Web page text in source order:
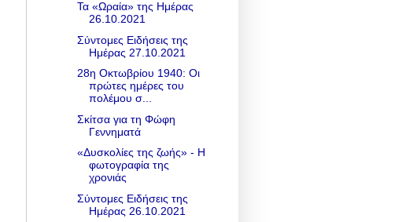
Τα «Ωραία» της Ημέρας
26.10.2021
Σύντομες Ειδήσεις της
Ημέρας 27.10.2021
28η Οκτωβρίου 1940: Οι
πρώτες ημέρες του
πολέμου σ...
Σκίτσα για τη Φώφη
Γεννηματά
«Δυσκολίες της ζωής» - H
φωτογραφία της
χρονιάς
Σύντομες Ειδήσεις της
Ημέρας 26.10.2021